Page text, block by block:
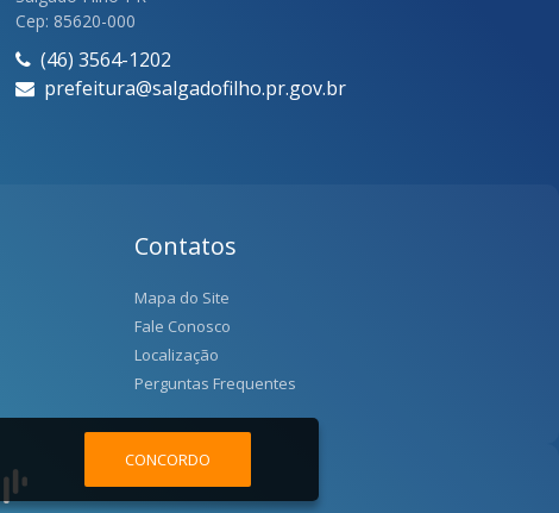
Cep: 85620-000
(46) 3564-1202
prefeitura@salgadofilho.pr.gov.br
Contatos
Mapa do Site
Fale Conosco
Localização
Perguntas Frequentes
CONCORDO